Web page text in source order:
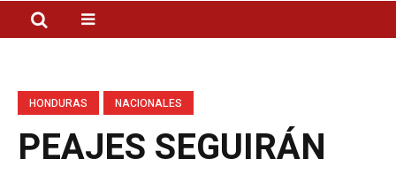
HONDURAS NACIONALES
PEAJES SEGUIRÁN